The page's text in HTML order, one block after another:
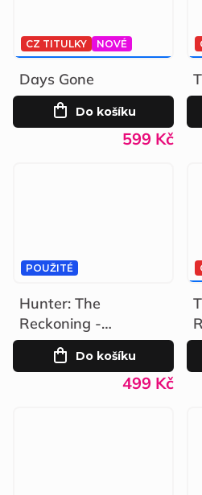
CZ TITULKY
NOVÉ
Days Gone
599 Kč
Do košíku
POUŽITÉ
Hunter: The
Reckoning -
Wayward
499 Kč
Do košíku